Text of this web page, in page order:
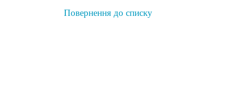
Повернення до списку